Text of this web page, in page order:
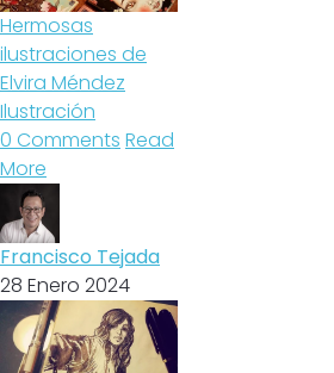
Hermosas
ilustraciones de
Elvira Méndez
Ilustración
0 Comments Read
More
Francisco Tejada
28 Enero 2024